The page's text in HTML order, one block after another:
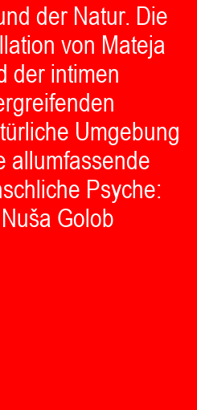
der Natur. Die
von Mateja
der intimen
Umgebung
allumfassende
Psyche:
Golob